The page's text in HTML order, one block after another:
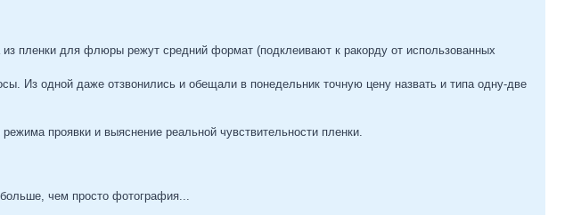
пленки для флюры режут средний формат (подклеивают к ракорду от использованных
Из одной даже отзвонились и обещали в понедельник точную цену назвать и типа одну-две
проявки и выяснение реальной чувствительности пленки.
чем просто фотография...